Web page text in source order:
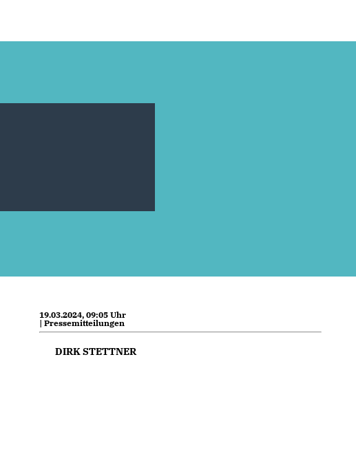
19.03.2024, 09:05 Uhr
| Pressemitteilungen
DIRK STETTNER